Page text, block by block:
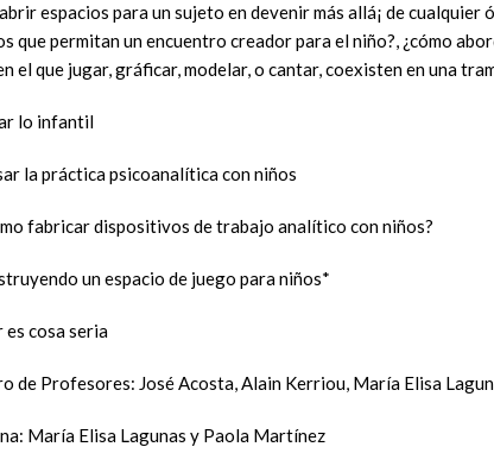
espacios para un sujeto en devenir más allá¡ de
que permitan un encuentro creador para el niño?, ¿cómo
el que jugar, gráficar, modelar, o cantar, coexisten en una
lo infantil
la práctica psicoanalítica con niños
fabricar dispositivos de trabajo analítico con niños?
un espacio de juego para niños*
es cosa seria
de Profesores: José Acosta, Alain Kerriou, Marí­a Elisa
Marí­a Elisa Lagunas y Paola Martínez